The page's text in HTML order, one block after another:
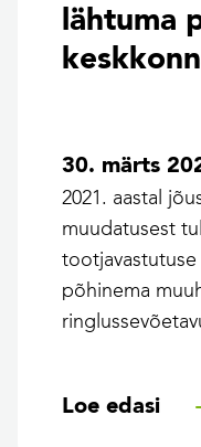
lähtuma
30. märts
2021. aastal
muudatusest
põhinema
Loe edasi